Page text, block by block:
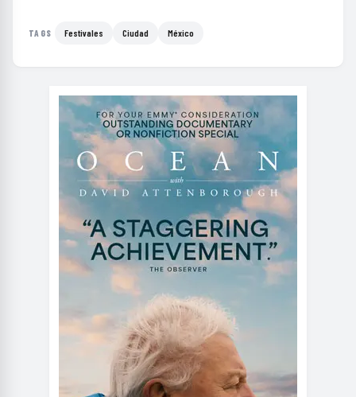
TAGS Festivales Ciudad México